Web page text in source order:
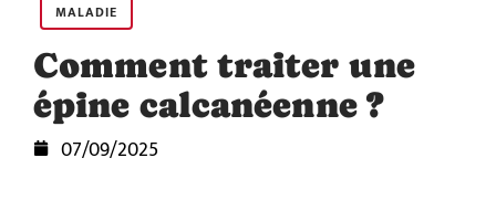
MALADIE
Comment traiter une
épine calcanéenne ?
07/09/2025